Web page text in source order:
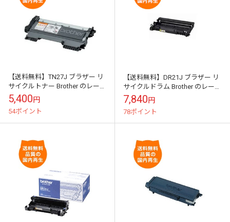
【送料無料】TN27J ブラザー リ
サイクルトナー Brother のレーザ
ープリンタにはやっぱりリサイ
クルトナー
5,400円
54ポイント
【送料無料】DR21J ブラザー リ
サイクルドラム Brother のレーザ
ープリンタにはやっぱりリサイ
クルトナー
7,840円
78ポイント